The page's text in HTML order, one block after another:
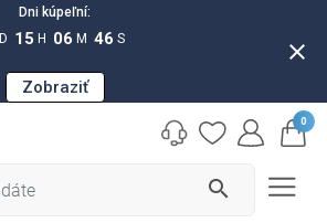
Dni kúpeľní:
D 15 H 06 M 45 S
Zobraziť
close
search
0